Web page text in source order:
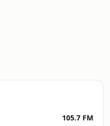
105.7 FM